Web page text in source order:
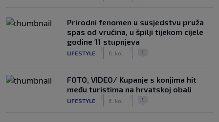
Prirodni fenomen u susjedstvu pruža
spas od vrućina, u špilji tijekom cijele
godine 11 stupnjeva
LIFESTYLE 6. kol. 1
FOTO, VIDEO/ Kupanje s konjima hit
među turistima na hrvatskoj obali
LIFESTYLE 6. kol. 1